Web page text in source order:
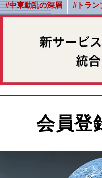
#中東動乱の深層 #トラン
会員登